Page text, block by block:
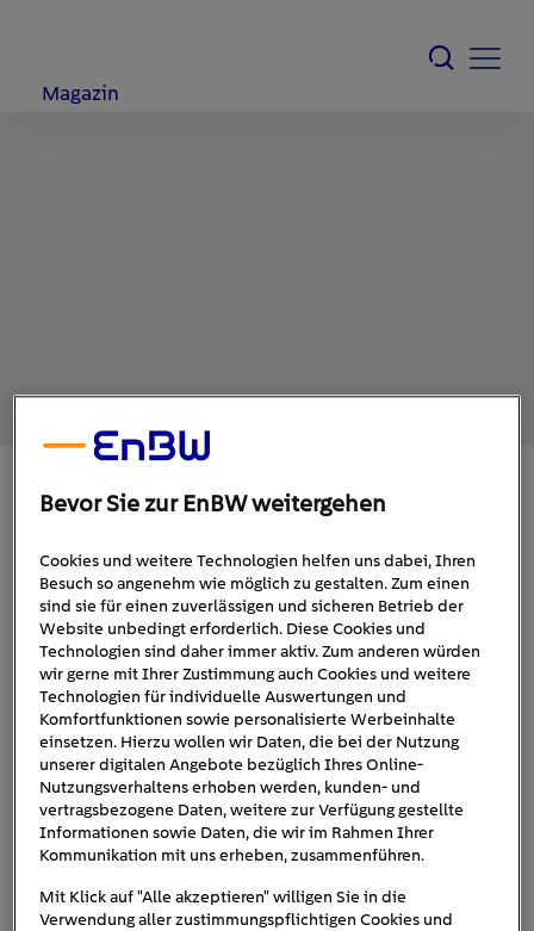
Magazin
DeLorean-Alpha-5
Bevor Sie zur EnBW weitergehen
Cookies und weitere Technologien helfen uns dabei, Ihren
Besuch so angenehm wie möglich zu gestalten. Zum einen
sind sie für einen zuverlässigen und sicheren Betrieb der
Website unbedingt erforderlich. Diese Cookies und
Technologien sind daher immer aktiv. Zum anderen würden
wir gerne mit Ihrer Zustimmung auch Cookies und weitere
Technologien für individuelle Auswertungen und
Komfortfunktionen sowie personalisierte Werbeinhalte
einsetzen. Hierzu wollen wir Daten, die bei der Nutzung
unserer digitalen Angebote bezüglich Ihres Online-
Nutzungsverhaltens erhoben werden, kunden- und
vertragsbezogene Daten, weitere zur Verfügung gestellte
Informationen sowie Daten, die wir im Rahmen Ihrer
Kommunikation mit uns erheben, zusammenführen.
Mit Klick auf "Alle akzeptieren" willigen Sie in die
Verwendung aller zustimmungspflichtigen Cookies und